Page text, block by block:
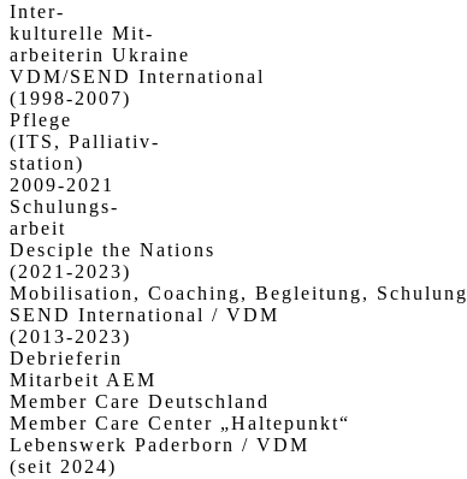
Inter-
kulturelle Mit-
arbeiterin Ukraine
VDM/SEND International
(1998-2007)
Pflege
(ITS, Palliativ-
station)
2009-2021
Schulungs-
arbeit
Desciple the Nations
(2021-2023)
Mobilisation, Coaching, Begleitung, Schulung
SEND International / VDM
(2013-2023)
Debrieferin
Mitarbeit AEM
Member Care Deutschland
Member Care Center „Haltepunkt“
Lebenswerk Paderborn / VDM
(seit 2024)